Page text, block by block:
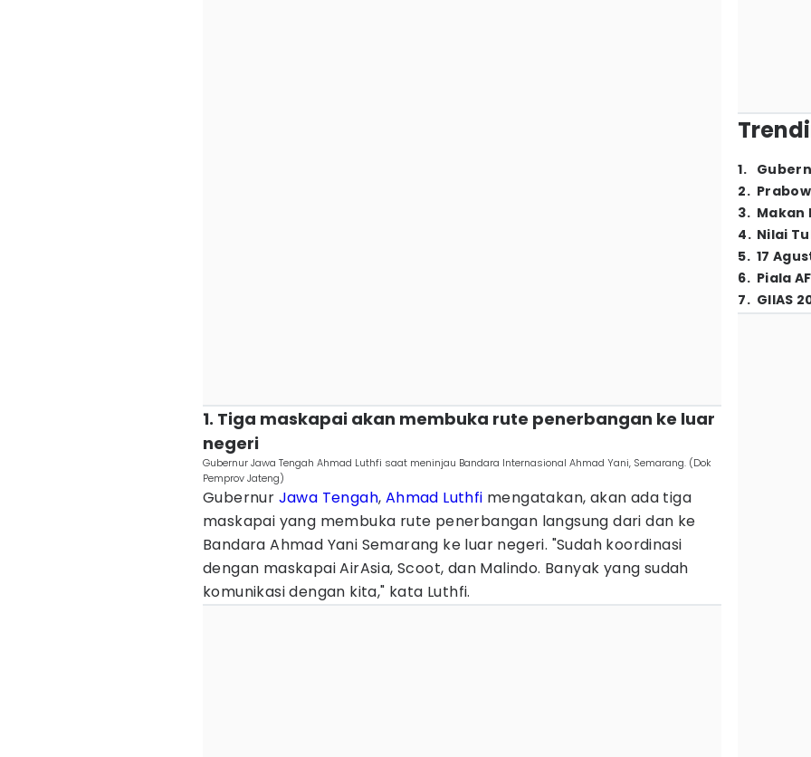
1. Tiga maskapai akan membuka rute penerbangan ke luar
negeri
Gubernur Jawa Tengah Ahmad Luthfi saat meninjau Bandara Internasional Ahmad Yani, Semarang. (Dok
Pemprov Jateng)
Gubernur Jawa Tengah, Ahmad Luthfi mengatakan, akan ada tiga
maskapai yang membuka rute penerbangan langsung dari dan ke
Bandara Ahmad Yani Semarang ke luar negeri. "Sudah koordinasi
dengan maskapai AirAsia, Scoot, dan Malindo. Banyak yang sudah
komunikasi dengan kita," kata Luthfi.
1.
2.
3. Makan
4. Nilai
5. 17
6. Piala
7. GIIAS